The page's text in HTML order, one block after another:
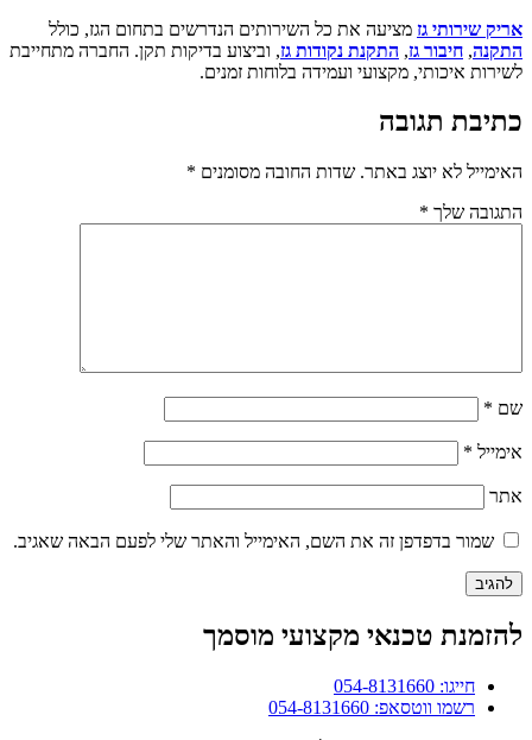
אריק שירותי גז מציעה את כל השירותים הנדרשים בתחום הגז, כולל
התקנה, חיבור גז, התקנת נקודות גז, וביצוע בדיקות תקן. החברה מתחייבת
לשירות איכותי, מקצועי ועמידה בלוחות זמנים.
כתיבת תגובה
האימייל לא יוצג באתר. שדות החובה מסומנים *
התגובה שלך *
שם *
אימייל *
אתר
שמור בדפדפן זה את השם, האימייל והאתר שלי לפעם הבאה שאגיב.
להזמנת טכנאי מקצועי מוסמך
חייגו: 054-8131660
רשמו ווטסאפ: 054-8131660